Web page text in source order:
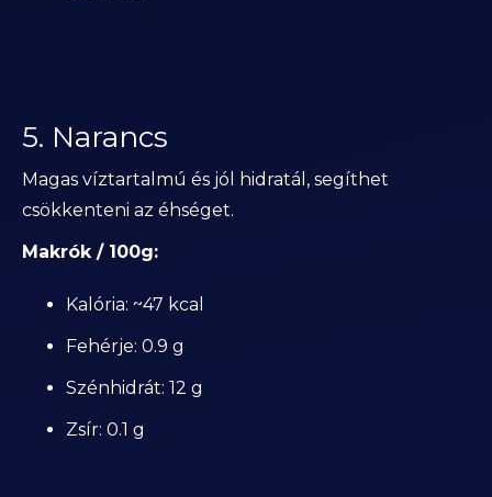
5. Narancs
Magas víztartalmú és jól hidratál, segíthet
csökkenteni az éhséget.
Makrók / 100g:
Kalória: ~47 kcal
Fehérje: 0.9 g
Szénhidrát: 12 g
Zsír: 0.1 g